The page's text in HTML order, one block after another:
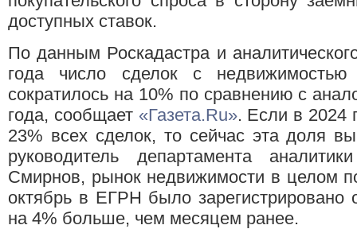
доступных ставок.
По данным Роскадастра и
года число сделок с недвижимостью
сократилось на 10% по сравнению с
года, сообщает «Газета.Ru». Если в 2024
23% всех сделок, то сейчас эта доля
руководитель департамента
Смирнов, рынок недвижимости в целом
октябрь в ЕГРН было зарегистрировано
на 4% больше, чем месяцем ранее.